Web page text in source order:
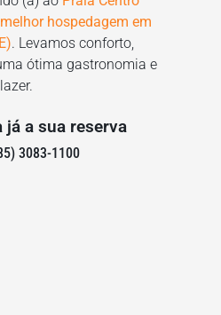
melhor hospedagem em
. Levamos conforto,
ótima gastronomia e
já a sua reserva
3083-1100